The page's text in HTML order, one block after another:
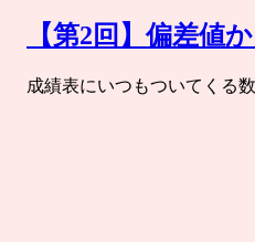
【第2回】偏差値
成績表にいつもついてくる